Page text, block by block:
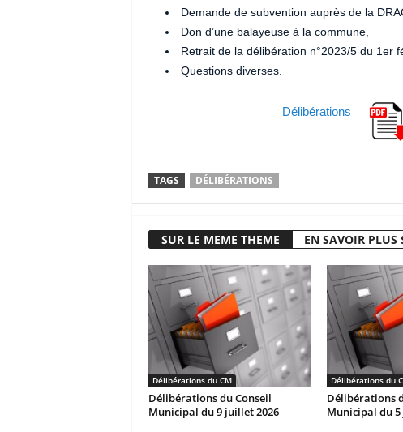
Demande de subvention auprès de la
Don d’une balayeuse à la commune,
Retrait de la délibération n°2023/5 du 1er
Questions diverses.
Délibérations
TAGS DÉLIBÉRATIONS
SUR LE MEME THEME EN SAVOIR PLUS
Délibérations du CM
Délibérations du Conseil
Municipal du 9 juillet 2026
Délibérations du
Délibérations
Municipal du 5